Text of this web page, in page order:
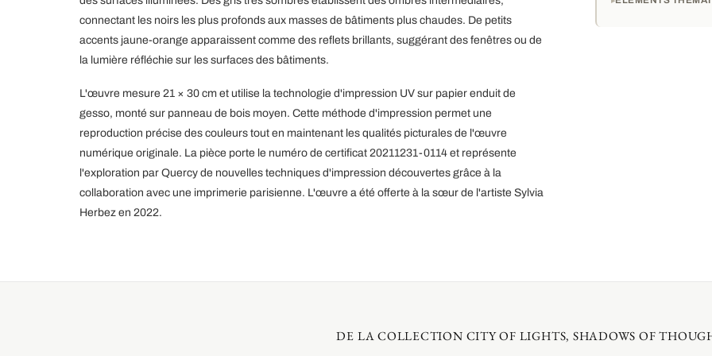
connectant les noirs les plus profonds aux masses de bâtiments plus chaudes. De petits
accents jaune-orange apparaissent comme des reflets brillants, suggérant des fenêtres ou de
la lumière réfléchie sur les surfaces des bâtiments.
L'œuvre mesure 21 × 30 cm et utilise la technologie d'impression UV sur papier enduit de
gesso, monté sur panneau de bois moyen. Cette méthode d'impression permet une
reproduction précise des couleurs tout en maintenant les qualités picturales de l'œuvre
numérique originale. La pièce porte le numéro de certificat 20211231-0114 et représente
l'exploration par Quercy de nouvelles techniques d'impression découvertes grâce à la
collaboration avec une imprimerie parisienne. L'œuvre a été offerte à la sœur de l'artiste Sylvia
Herbez en 2022.
DE LA COLLECTION CITY OF LIGHTS, SHADOWS OF